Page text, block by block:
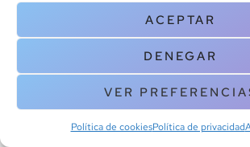
ACEPTAR
DENEGAR
VER
Política de cookiesPolítica de privacidad